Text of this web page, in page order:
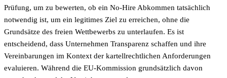
Prüfung, um zu bewerten, ob ein No-Hire Abkommen tatsächlich
notwendig ist, um ein legitimes Ziel zu erreichen, ohne die
Grundsätze des freien Wettbewerbs zu unterlaufen. Es ist
entscheidend, dass Unternehmen Transparenz schaffen und ihre
Vereinbarungen im Kontext der kartellrechtlichen Anforderungen
evaluieren. Während die EU-Kommission grundsätzlich davon